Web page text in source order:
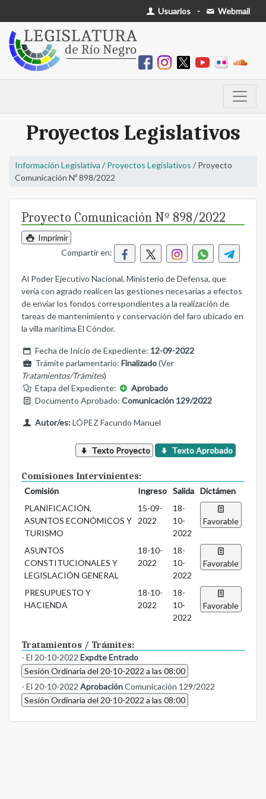
Usuarios - Webmail
Proyectos Legislativos
Información Legislativa / Proyectos Legislativos / Proyecto
Comunicación Nº 898/2022
Proyecto Comunicación Nº 898/2022
Imprimir
Compartir en:
Al Poder Ejecutivo Nacional, Ministerio de Defensa, que
vería con agrado realicen las gestiones necesarias a efectos
de enviar los fondos correspondientes a la realización de
tareas de mantenimiento y conservación del faro ubicado en
la villa marítima El Cóndor.
Fecha de Inicio de Expediente: 12-09-2022
Trámite parlamentario: Finalizado(Ver
Tratamientos/Trámites)
Etapa del Expediente:
Aprobado
Documento Aprobado: Comunicación 129/2022
Autor/es:LÓPEZ Facundo Manuel
Texto Proyecto Texto Aprobado
Comisiones Intervinientes:
Comisión Ingreso Salida
Dictámen
PLANIFICACIÓN,
ASUNTOS ECONÓMICOS Y
TURISMO
15-09-
2022
18-
10-
2022
Favorable
ASUNTOS
CONSTITUCIONALES Y
LEGISLACIÓN GENERAL
18-10-
2022
18-
10-
2022
Favorable
PRESUPUESTO Y
HACIENDA
18-10-
2022
18-
10-
2022
Favorable
Tratamientos / Trámites:
- El 20-10-2022 Expdte Entrado
Sesión Ordinaria del 20-10-2022 a las 08:00
- El 20-10-2022 AprobaciónComunicación 129/2022
Sesión Ordinaria del 20-10-2022 a las 08:00